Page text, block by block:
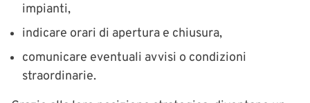
impianti,
indicare orari di apertura e chiusura,
comunicare eventuali avvisi o condizioni
straordinarie.